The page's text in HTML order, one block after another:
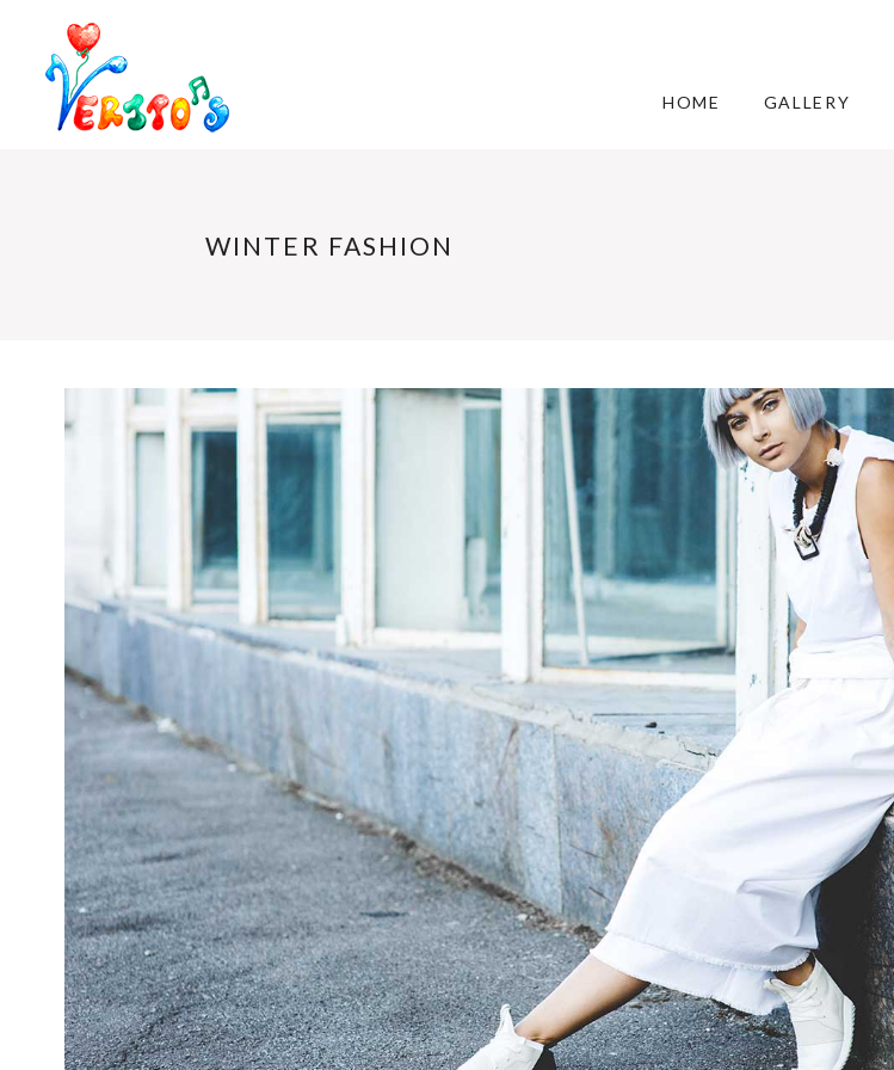
HOME GALLERY
WINTER FASHION